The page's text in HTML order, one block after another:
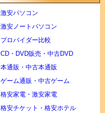
激安パソコン
激安ノートパソコン
プロバイダー比較
CD・DVD販売・中古DVD
本通販・中古本通販
ゲーム通販・中古ゲーム
格安家電・激安家電
格安チケット・格安ホテル